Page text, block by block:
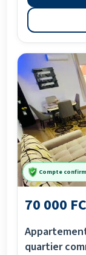
Compte
70 000
quartier